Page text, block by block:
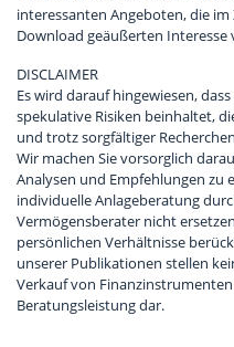
interessanten Angeboten, die
Download geäußerten Interesse
DISCLAIMER
Es wird darauf hingewiesen,
spekulative Risiken beinhaltet,
und trotz sorgfältiger
Wir machen Sie vorsorglich
Analysen und Empfehlungen zu
individuelle Anlageberatung
Vermögensberater nicht
persönlichen Verhältnisse
unserer Publikationen stellen
Verkauf von
Beratungsleistung dar.